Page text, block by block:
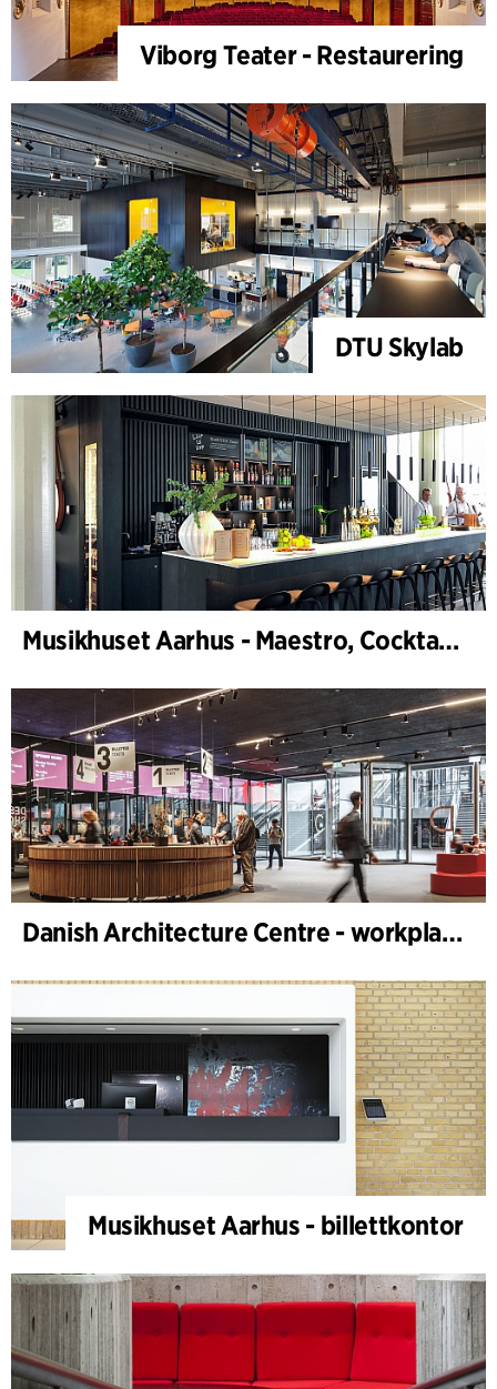
Viborg Teater - Restaurering
DTU Skylab
Musikhuset Aarhus - Maestro, Cocktailbar
Danish Architecture Centre - workplace design
Musikhuset Aarhus - billettkontor